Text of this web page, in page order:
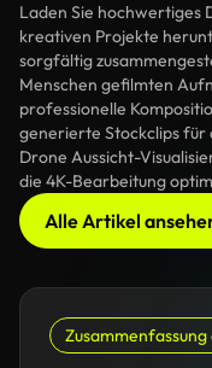
Laden Sie hochwertiges
kreativen Projekte
sorgfältig
Menschen gefilmten
professionelle
generierte Stockclips
Drone Aussicht-
die 4K-Bearbeitung
Alle Artikel